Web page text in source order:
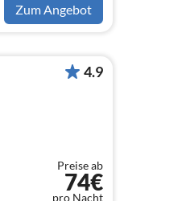
Zum Angebot
4.9
Preise ab
74€
pro Nacht